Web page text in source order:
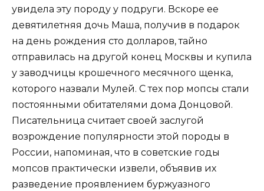
увидела эту породу у подруги. Вскоре ее
девятилетняя дочь Маша, получив в подарок
на день рождения сто долларов, тайно
отправилась на другой конец Москвы и купила
у заводчицы крошечного месячного щенка,
которого назвали Мулей. С тех пор мопсы стали
постоянными обитателями дома Донцовой.
Писательница считает своей заслугой
возрождение популярности этой породы в
России, напоминая, что в советские годы
мопсов практически извели, объявив их
разведение проявлением буржуазного